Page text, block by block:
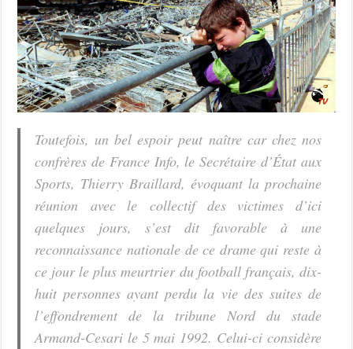
Toutefois, un bel espoir peut naître car chez nos
confrères de France Info, le Secrétaire d’État aux
Sports, Thierry Braillard, évoquant la prochaine
réunion avec le collectif des victimes d’ici
quelques jours, s’est dit favorable à une
reconnaissance nationale de ce drame qui reste à
ce jour le plus meurtrier du football français, dix-
huit personnes ayant perdu la vie des suites de
l’effondrement de la tribune Nord du stade
Armand-Cesari le 5 mai 1992. Celui-ci considère